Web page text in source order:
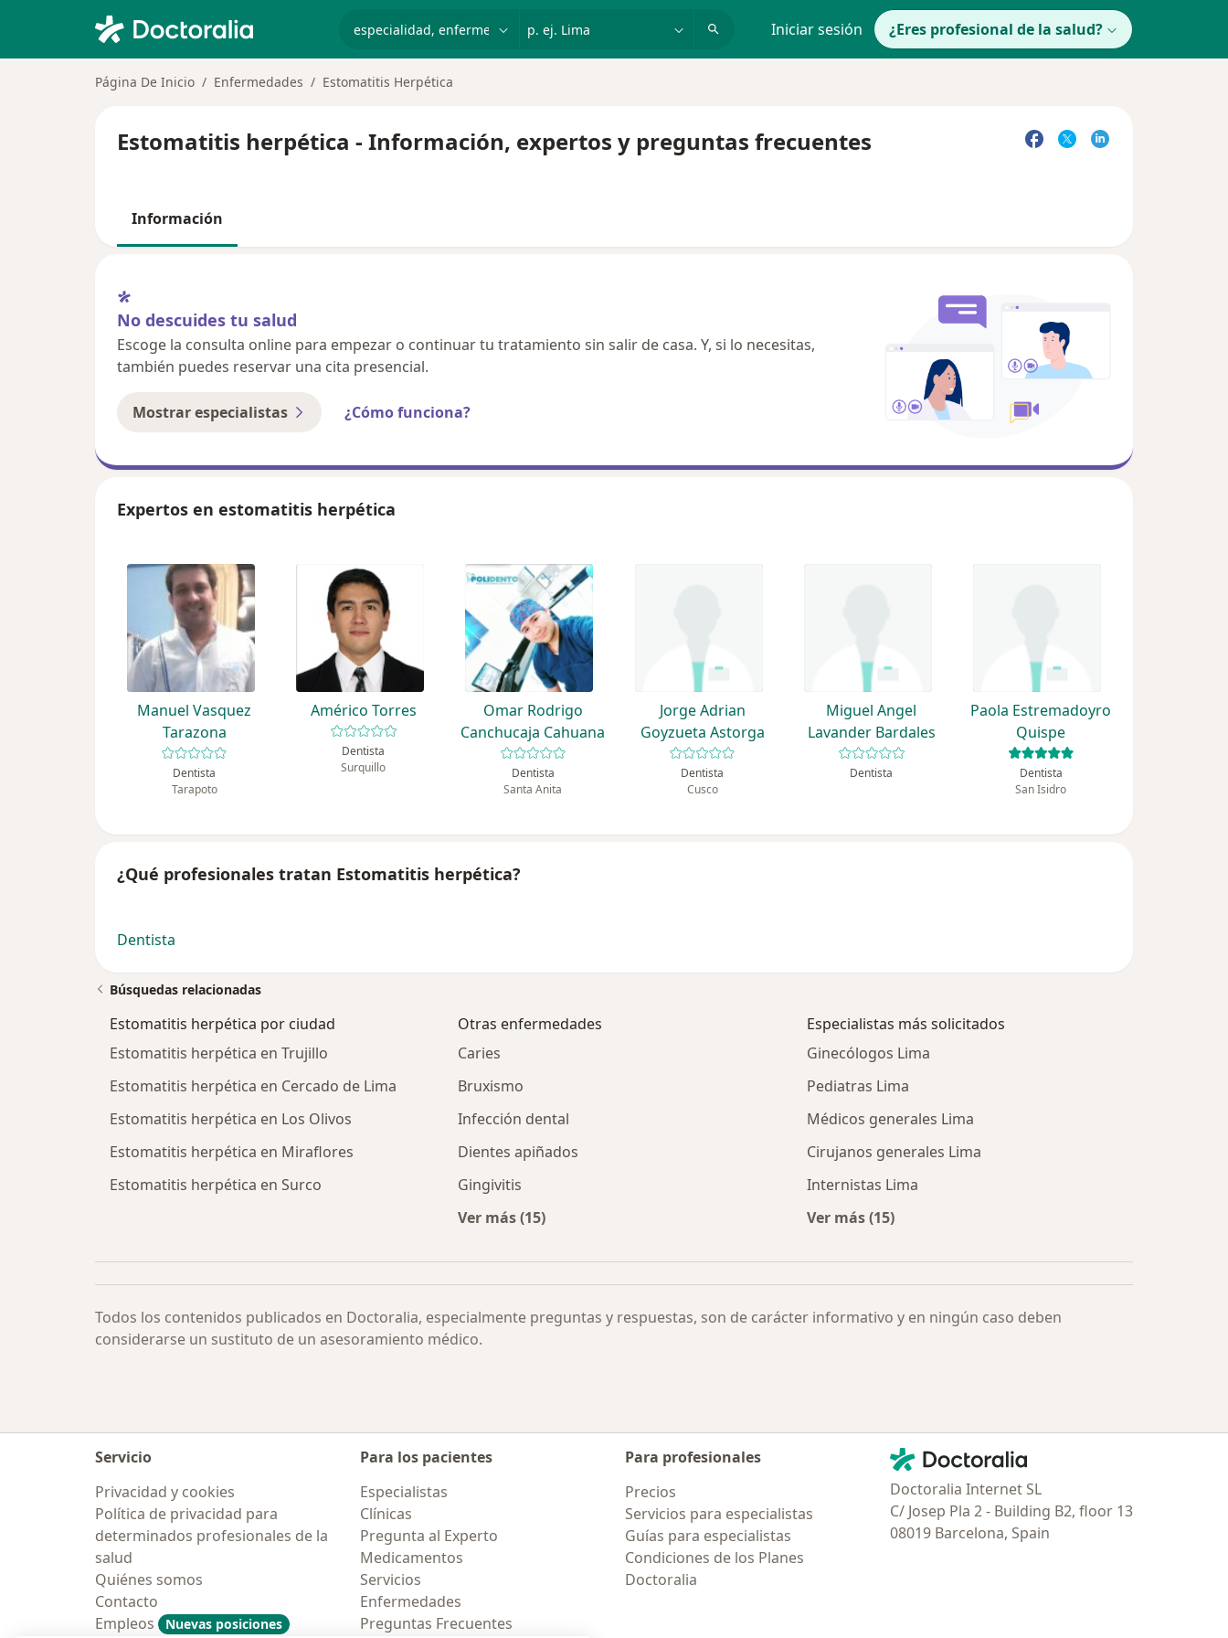
Iniciar sesión ¿Eres profesional de la salud?
Página De Inicio Enfermedades Estomatitis Herpética
Estomatitis herpética - Información, expertos y preguntas frecuentes
Información
No descuides tu salud
Escoge la consulta online para empezar o continuar tu tratamiento sin salir de casa. Y, si lo necesitas,
también puedes reservar una cita presencial.
Mostrar especialistas ¿Cómo funciona?
Expertos en estomatitis herpética
Manuel Vasquez
Tarazona
Dentista
Tarapoto
Américo Torres
Dentista
Surquillo
Omar Rodrigo
Canchucaja Cahuana
Dentista
Santa Anita
Jorge Adrian
Goyzueta Astorga
Dentista
Cusco
Miguel Angel
Lavander Bardales
Dentista
Paola Estremadoyro
Quispe
Dentista
San Isidro
¿Qué profesionales tratan Estomatitis herpética?
Dentista
Búsquedas relacionadas
Estomatitis herpética por ciudad
Estomatitis herpética en Trujillo
Estomatitis herpética en Cercado de Lima
Estomatitis herpética en Los Olivos
Estomatitis herpética en Miraflores
Estomatitis herpética en Surco
Otras enfermedades
Caries
Bruxismo
Infección dental
Dientes apiñados
Gingivitis
Ver más (15)
Especialistas más solicitados
Ginecólogos Lima
Pediatras Lima
Médicos generales Lima
Cirujanos generales Lima
Internistas Lima
Ver más (15)
Todos los contenidos publicados en Doctoralia, especialmente preguntas y respuestas, son de carácter informativo y en ningún caso deben
considerarse un sustituto de un asesoramiento médico.
Servicio
Privacidad y cookies
Política de privacidad para
determinados profesionales de la
salud
Quiénes somos
Contacto
Empleos
Nuevas posiciones
Para los pacientes
Especialistas
Clínicas
Pregunta al Experto
Medicamentos
Servicios
Enfermedades
Preguntas Frecuentes
Para profesionales
Precios
Servicios para especialistas
Guías para especialistas
Condiciones de los Planes
Doctoralia
Contacto
Doctoralia - Página de inicio
Doctoralia Internet SL
C/ Josep Pla 2 - Building B2, floor 13
08019 Barcelona, Spain